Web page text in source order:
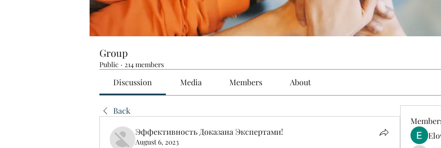
Group
Public · 214 members
Discussion Media Members About
Back
Эффективность Доказана Экспертами!
August 6, 2023